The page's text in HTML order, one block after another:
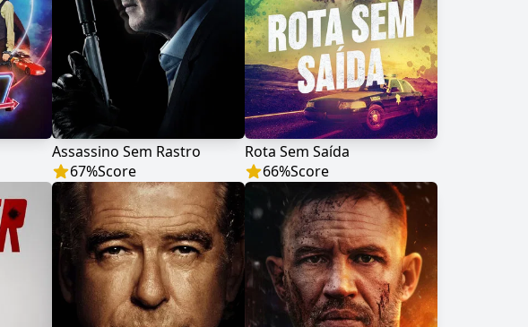
Assassino Sem Rastro
67%Score
Rota Sem Saída
66%Score